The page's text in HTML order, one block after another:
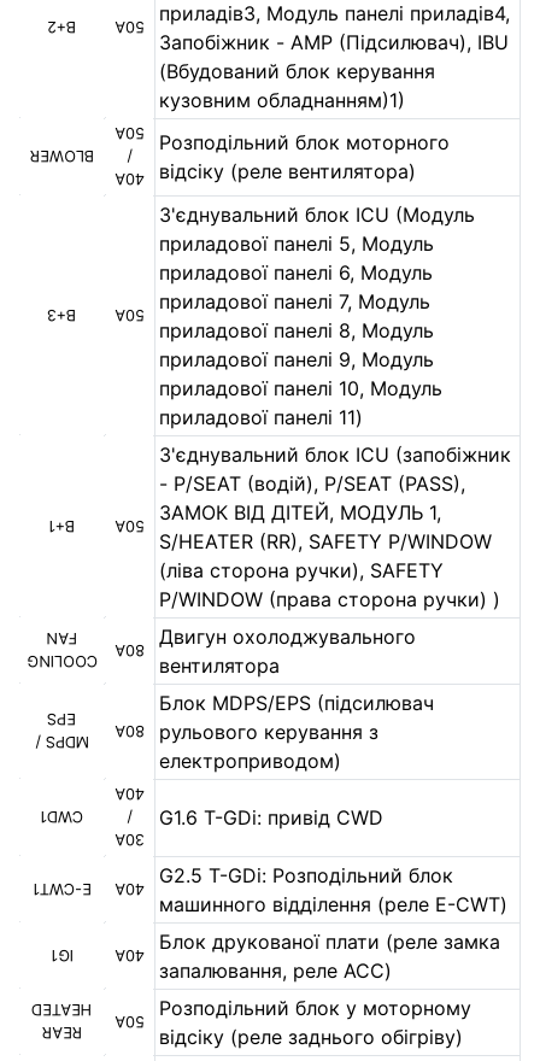
B+2 50A
приладів3, Модуль панелі приладів4,
Запобіжник - AMP (Підсилювач), IBU
(Вбудований блок керування
кузовним обладнанням)1)
BLOWER
40A
/
50A
Розподільний блок моторного
відсіку (реле вентилятора)
B+3 50A
З'єднувальний блок ICU (Модуль
приладової панелі 5, Модуль
приладової панелі 6, Модуль
приладової панелі 7, Модуль
приладової панелі 8, Модуль
приладової панелі 9, Модуль
приладової панелі 10, Модуль
приладової панелі 11)
B+1 50A
З'єднувальний блок ICU (запобіжник
- P/SEAT (водій), P/SEAT (PASS),
ЗАМОК ВІД ДІТЕЙ, МОДУЛЬ 1,
S/HEATER (RR), SAFETY P/WINDOW
(ліва сторона ручки), SAFETY
P/WINDOW (права сторона ручки) )
COOLING
FAN
80A
Двигун охолоджувального
вентилятора
MDPS /
EPS
80A
Блок MDPS/EPS (підсилювач
рульового керування з
електроприводом)
CWD1
30A
/
40A
G1.6 T-GDi: привід CWD
E-CWT1 40A
G2.5 T-GDi: Розподільний блок
машинного відділення (реле E-CWT)
IG1 40A
Блок друкованої плати (реле замка
запалювання, реле ACC)
REAR
HEATED
50A
Розподільний блок у моторному
відсіку (реле заднього обігріву)